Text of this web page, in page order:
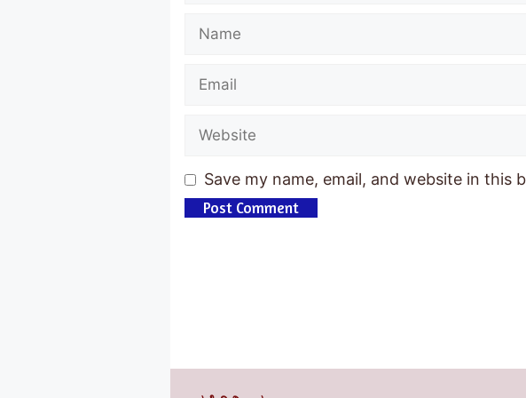
Name
Email
Website
Save my name, email, and website in